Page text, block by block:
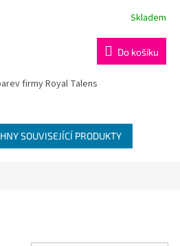
Skladem
Do košíku
firmy Royal Talens
SOUVISEJÍCÍ PRODUKTY